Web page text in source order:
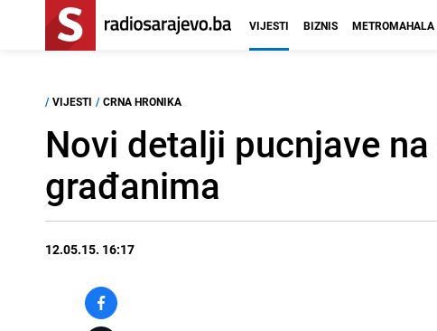
VIJESTI BIZNIS METROMAHALA
/ VIJESTI / CRNA HRONIKA
Novi detalji pucnjave
građanima
12.05.15. 16:17